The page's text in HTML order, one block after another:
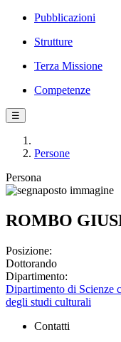
Pubblicazioni
Strutture
Terza Missione
Competenze
☰
Persone
Persona
ROMBO
Posizione:
Dottorando
Dipartimento:
Dipartimento di Scienze
degli studi culturali
Contatti